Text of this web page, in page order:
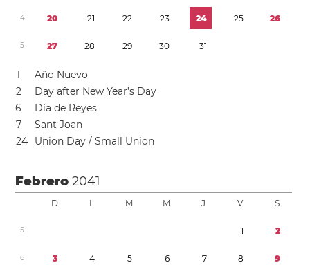
4 20 21 22 23 24 25 26
5 27 28 29 30 31
1
Año Nuevo
2
Day after New Year’s Day
6
Día de Reyes
7
Sant Joan
24 Union Day / Small Union
Febrero2041
D L M M J V S
5 1 2
6 3 4 5 6 7 8 9